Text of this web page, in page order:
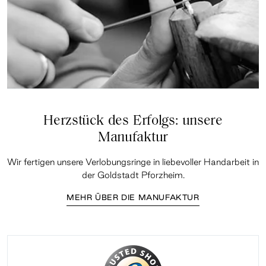
Herzstück des Erfolgs: unsere
Manufaktur
Wir fertigen unsere Verlobungsringe in liebevoller Handarbeit in
der Goldstadt Pforzheim.
MEHR ÜBER DIE MANUFAKTUR